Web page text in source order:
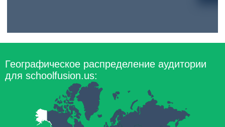
Географическое распределение аудитории
для schoolfusion.us: